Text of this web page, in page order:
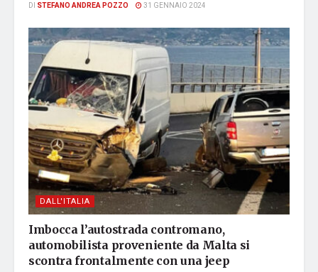
DI STEFANO ANDREA POZZO 31 GENNAIO 2024
DALL'ITALIA
Imbocca l’autostrada contromano,
automobilista proveniente da Malta si
scontra frontalmente con una jeep